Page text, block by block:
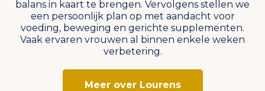
balans in kaart te brengen. Vervolgens stellen we
een persoonlijk plan op met aandacht voor
voeding, beweging en gerichte supplementen.
Vaak ervaren vrouwen al binnen enkele weken
verbetering.
Meer over Lourens